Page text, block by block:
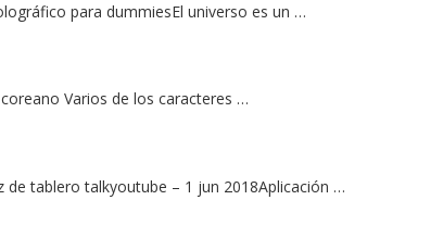
para dummiesEl universo es un …
Varios de los caracteres …
tablero talkyoutube – 1 jun 2018Aplicación …